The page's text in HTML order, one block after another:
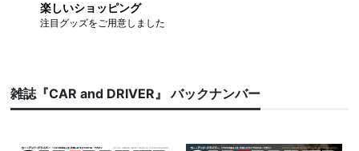
楽しいショッピング
注目グッズをご用意しました
雑誌『CAR and DRIVER』 バックナンバー